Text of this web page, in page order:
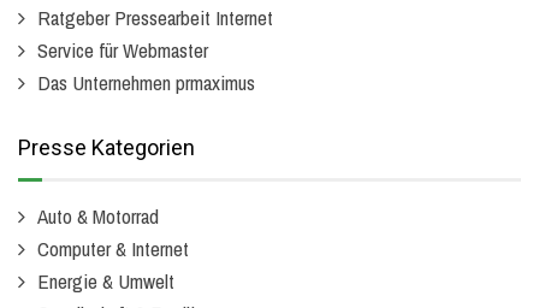
Ratgeber Pressearbeit Internet
Service für Webmaster
Das Unternehmen prmaximus
Presse Kategorien
Auto & Motorrad
Computer & Internet
Energie & Umwelt